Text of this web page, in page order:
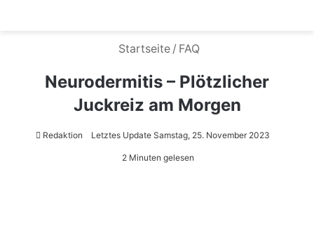
Startseite / FAQ
Neurodermitis – Plötzlicher
Juckreiz am Morgen
Redaktion Letztes Update Samstag, 25. November 2023
2 Minuten gelesen